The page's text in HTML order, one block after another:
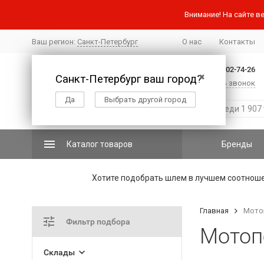
Внимание! На сайте
Ваш регион: Санкт-Петербург
✖
Санкт-Петербург ваш город?
Да Выбрать другой город
О нас Контакты
+7 (812) 502-74-26
Заказать звонок
Каталог товаров Бренды
Хотите подобрать шлем в лучшем
Главная
Фильтр подбора
Склады